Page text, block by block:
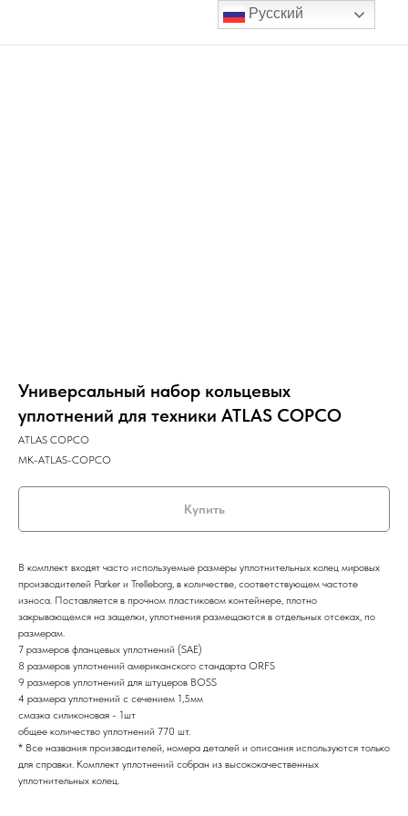
Русский
Универсальный набор кольцевых
уплотнений для техники ATLAS COPCO
ATLAS COPCO
MK-ATLAS-COPCO
Купить
В комплект входят часто используемые размеры уплотнительных колец мировых
производителей Parker и Trelleborg, в количестве, соответствующем частоте
износа. Поставляется в прочном пластиковом контейнере, плотно
закрывающемся на защелки, уплотнения размещаются в отдельных отсеках, по
размерам.
7 размеров фланцевых уплотнений (SAE)
8 размеров уплотнений американского стандарта ORFS
9 размеров уплотнений для штуцеров BOSS
4 размера уплотнений с сечением 1,5мм
смазка силиконовая - 1шт
общее количество уплотнений 770 шт.
* Все названия производителей, номера деталей и описания используются только
для справки. Комплект уплотнений собран из высококачественных
уплотнительных колец.